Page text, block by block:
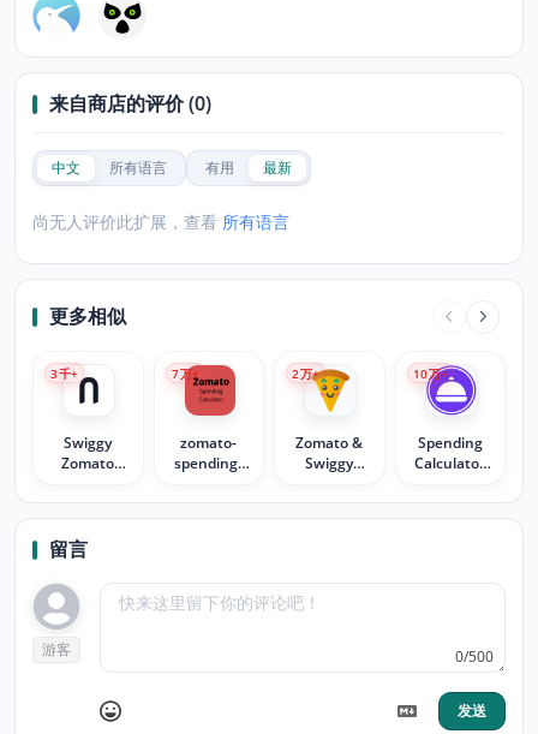
来自商店的评价 (0)
中文 所有语言 有用 最新
尚无人评价此扩展，查看 所有语言
更多相似
Swiggy
Zomato
Spends
3千+
zomato-
spending-
7万+
Zomato &
Swiggy
Calc -
Snackalytics
2万+
Spending
Calculator
and
Zomato™
10万+
留言
游客 0/500
发送